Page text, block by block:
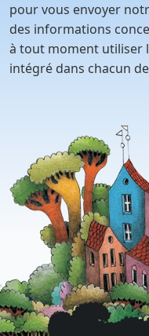
pour vous envoyer
des informations
à tout moment utiliser
intégré dans chacun